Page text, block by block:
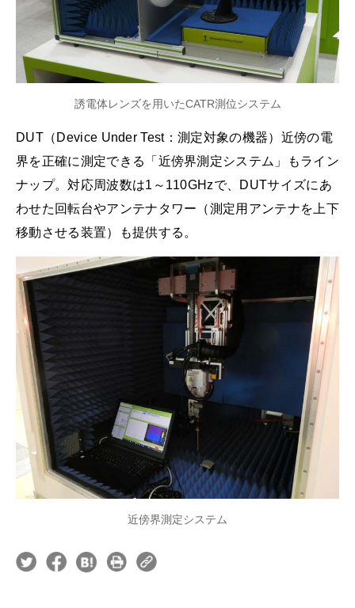
誘電体レンズを用いたCATR測位システム
DUT（Device Under Test：測定対象の機器）近傍の電
界を正確に測定できる「近傍界測定システム」もライン
ナップ。対応周波数は1～110GHzで、DUTサイズにあ
わせた回転台やアンテナタワー（測定用アンテナを上下
移動させる装置）も提供する。
近傍界測定システム